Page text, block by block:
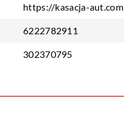
https://kasacja-aut.com
6222782911
302370795